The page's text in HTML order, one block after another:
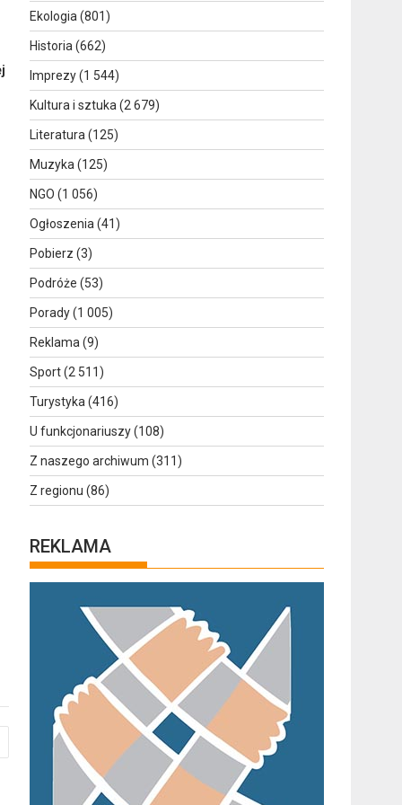
Ekologia (801)
Historia (662)
Imprezy(1 544)
Kultura i sztuka (2 679)
Literatura (125)
Muzyka (125)
NGO (1 056)
Ogłoszenia (41)
Pobierz (3)
Podróże (53)
Porady(1 005)
Reklama (9)
Sport(2 511)
Turystyka (416)
U funkcjonariuszy(108)
Z naszego archiwum (311)
Z regionu (86)
REKLAMA